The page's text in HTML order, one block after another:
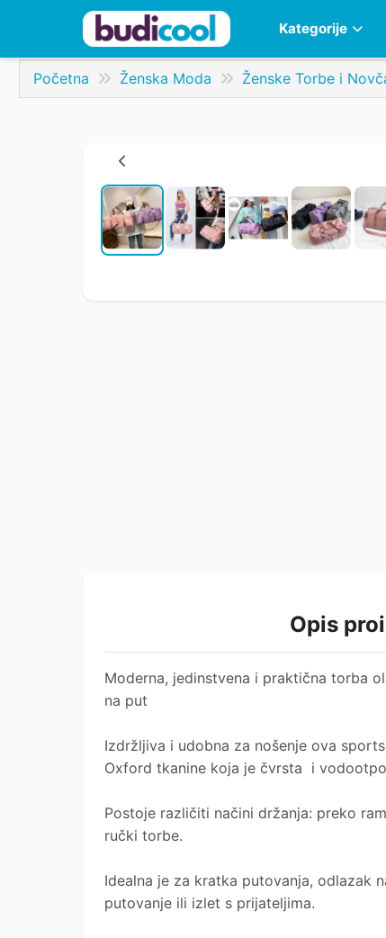
Kategorije
Početna Ženska Moda Ženske Torbe i
Opis
Moderna, jedinstvena i praktična torba
na put
Izdržljiva i udobna za nošenje ova
Oxford tkanine koja je čvrsta i
Postoje različiti načini držanja: preko
ručki torbe.
Idealna je za kratka putovanja, odlazak
putovanje ili izlet s prijateljima.